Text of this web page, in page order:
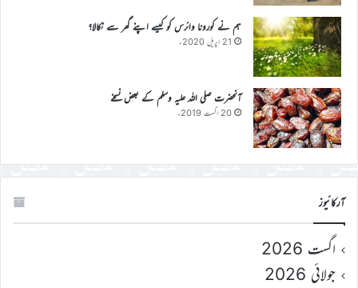
ہم نے کورونا وائرس کو کیسے اپنے گھر سے نکالا؟
21 اپریل 2020ء
آنحضرت صلی اللہ علیہ وسلم کے بعض نسخے
20 اگست 2019ء
آرکائیوز
اگست 2026
جولائی 2026